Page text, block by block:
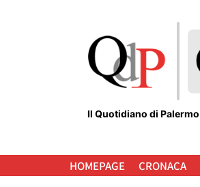
Il Quotidiano di Palermo
HOMEPAGE CRONACA